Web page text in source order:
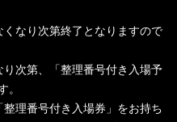
なり次第終了となりますので
次第、「整理番号付き入場予
。
理番号付き入場券」をお持ち